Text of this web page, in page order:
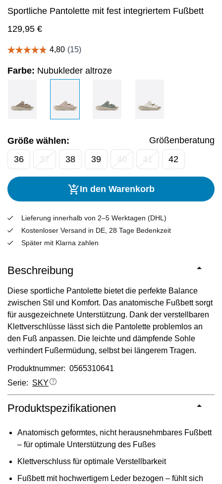
Sportliche Pantolette mit fest integriertem Fußbett
129,95 €
Farbe: Nubukleder altroze
Größe wählen:
Größenberatung
36
37 38 39 40 41 42
In den Warenkorb
Lieferung innerhalb von 2–5 Werktagen (DHL)
Kostenloser Versand in DE, 28 Tage Bedenkzeit
Später mit Klarna zahlen
Beschreibung
Diese sportliche Pantolette bietet die perfekte Balance
zwischen Stil und Komfort. Das anatomische Fußbett sorgt
für ausgezeichnete Unterstützung. Dank der verstellbaren
Klettverschlüsse lässt sich die Pantolette problemlos an
den Fuß anpassen. Die leichte und dämpfende Sohle
verhindert Fußermüdung, selbst bei längerem Tragen.
Produktnummer: 0565310641
Serie: SKY
Produktspezifikationen
Anatomisch geformtes, nicht herausnehmbares Fußbett
– für optimale Unterstützung des Fußes
Klettverschluss für optimale Verstellbarkeit
Fußbett mit hochwertigem Leder bezogen – fühlt sich